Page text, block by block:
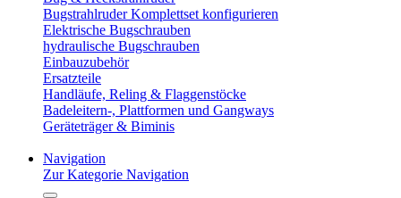
Bugstrahlruder Komplettset konfigurieren
Elektrische Bugschrauben
hydraulische Bugschrauben
Einbauzubehör
Ersatzteile
Handläufe, Reling & Flaggenstöcke
Badeleitern-, Plattformen und Gangways
Geräteträger & Biminis
Navigation
Zur Kategorie Navigation